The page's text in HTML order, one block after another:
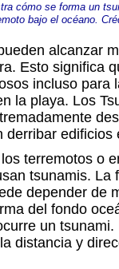
cómo se forma un
bajo el océano.
alcanzar
Esto significa
incluso para
la playa. Los
derribar edificios
terremotos o
tsunamis. La
depender de
del fondo
un tsunami.
distancia y